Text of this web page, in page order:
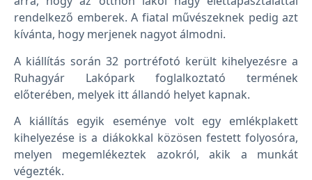
rendelkező emberek. A fiatal művészeknek pedig azt
kívánta, hogy merjenek nagyot álmodni.
A kiállítás során 32 portréfotó került kihelyezésre a
Ruhagyár Lakópark foglalkoztató termének
előterében, melyek itt állandó helyet kapnak.
A kiállítás egyik eseménye volt egy emlékplakett
kihelyezése is a diákokkal közösen festett folyosóra,
melyen megemlékeztek azokról, akik a munkát
végezték.